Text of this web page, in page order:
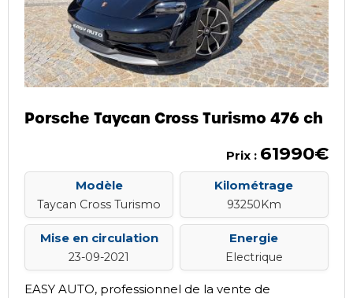
Porsche Taycan Cross Turismo 476 ch
Prix : 61990€
Modèle
Taycan Cross Turismo
Kilométrage
93250Km
Mise en circulation
23-09-2021
Energie
Electrique
EASY AUTO, professionnel de la vente de